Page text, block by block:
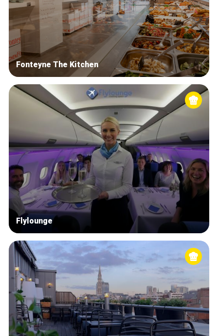
Fonteyne The Kitchen
Flylounge